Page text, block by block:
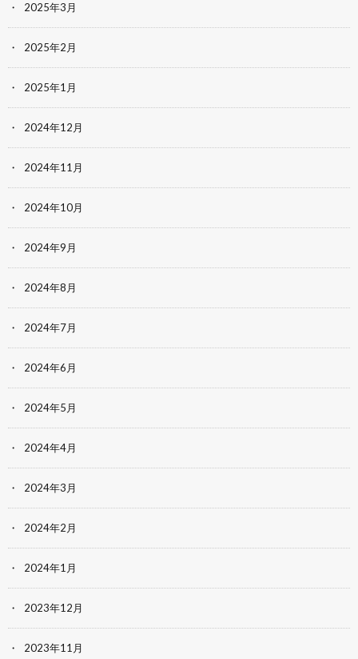
2025年3月
2025年2月
2025年1月
2024年12月
2024年11月
2024年10月
2024年9月
2024年8月
2024年7月
2024年6月
2024年5月
2024年4月
2024年3月
2024年2月
2024年1月
2023年12月
2023年11月